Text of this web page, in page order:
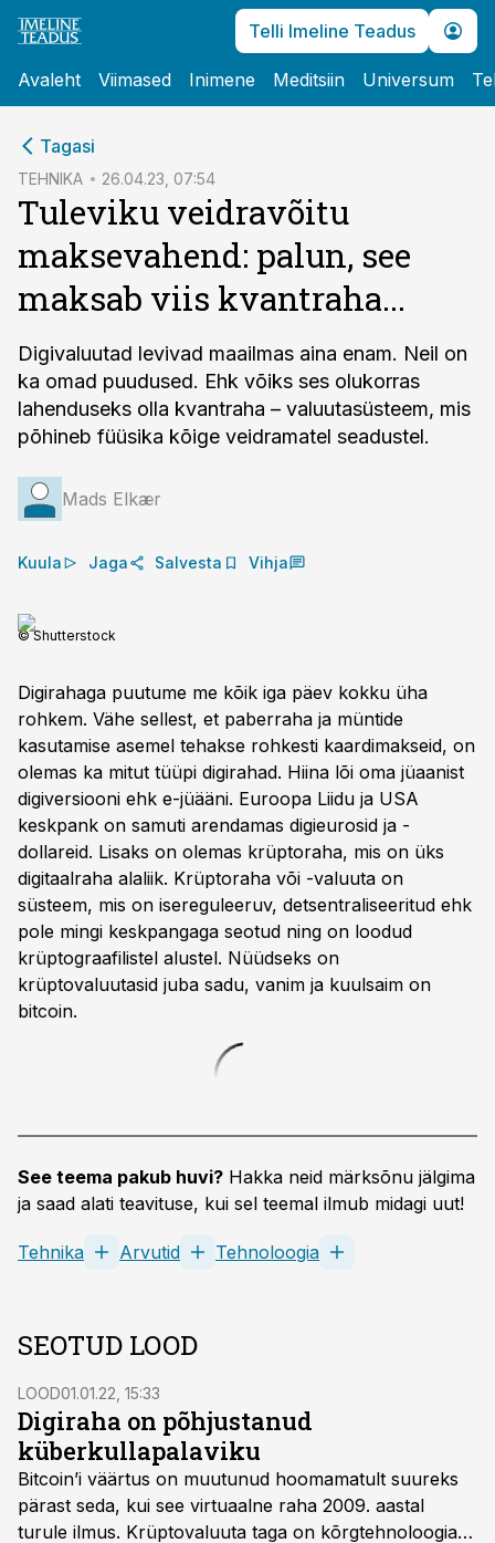
Telli Imeline Teadus
Avaleht Viimased Inimene Meditsiin Universum
Tagasi
TEHNIKA 26.04.23, 07:54
Tuleviku veidravõitu
maksevahend: palun, see
maksab viis kvantraha...
Digivaluutad levivad maailmas aina enam. Neil on
ka omad puudused. Ehk võiks ses olukorras
lahenduseks olla kvantraha – valuutasüsteem, mis
põhineb füüsika kõige veidramatel seadustel.
Mads Elkær
Kuula Jaga Salvesta Vihja
© Shutterstock
Digirahaga puutume me kõik iga päev kokku üha
rohkem. Vähe sellest, et paberraha ja müntide
kasutamise asemel tehakse rohkesti kaardimakseid, on
olemas ka mitut tüüpi digirahad. Hiina lõi oma jüaanist
digi­versiooni ehk e-jüääni. Euroopa Liidu ja USA
keskpank on samuti arendamas digieurosid ja -
dollareid. Lisaks on olemas krüptoraha, mis on üks
digitaalraha alaliik. Krüptoraha või -valuuta on
süsteem, mis on isereguleeruv, detsentraliseeritud ehk
pole mingi keskpangaga seotud ning on loodud
krüptograafilistel alustel. Nüüdseks on
krüptovaluutasid juba sadu, vanim ja kuulsaim on
bitcoin.
See teema pakub huvi? Hakka neid märksõnu jälgima
ja saad alati teavituse, kui sel teemal ilmub midagi uut!
Tehnika Arvutid Tehnoloogia
SEOTUD LOOD
LOOD01.01.22, 15:33
Digiraha on põhjustanud
küberkullapalaviku
Bitcoin’i väärtus on muutunud hoomamatult suureks
pärast seda, kui see virtuaalne raha 2009. aastal
turule ilmus. Krüptovaluuta taga on kõrgtehnoloogia,